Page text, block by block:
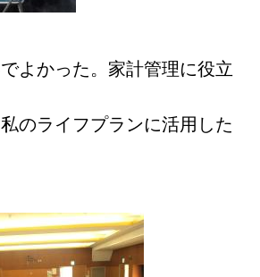
よかった。家計管理に役立
のライフプランに活用した